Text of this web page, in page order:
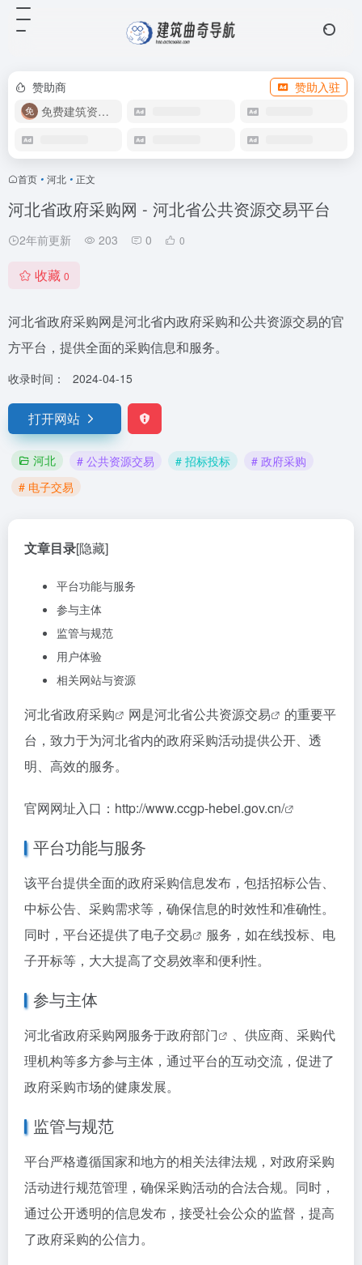
赞助商
赞助入驻
免费建筑资源库
首页 • 河北 • 正文
河北省政府采购网 - 河北省公共资源交易平台
2年前更新 203 0 0
收藏 0
河北省政府采购网是河北省内政府采购和公共资源交易的官
方平台，提供全面的采购信息和服务。
收录时间： 2024-04-15
打开网站
河北 # 公共资源交易 # 招标投标
# 政府采购
# 电子交易
文章目录[隐藏]
平台功能与服务
参与主体
监管与规范
用户体验
相关网站与资源
河北省政府采购 网是河北省公共资源交易
的重要平
台，致力于为河北省内的政府采购活动提供公开、透
明、高效的服务。
官网网址入口： http://www.ccgp-hebei.gov.cn/
平台功能与服务
该平台提供全面的政府采购信息发布，包括招标公告、
中标公告、采购需求等，确保信息的时效性和准确性。
同时，平台还提供了电子交易
服务，如在线投标、电
子开标等，大大提高了交易效率和便利性。
参与主体
河北省政府采购网服务于政府部门
、供应商、采购代
理机构等多方参与主体，通过平台的互动交流，促进了
政府采购市场的健康发展。
监管与规范
平台严格遵循国家和地方的相关法律法规，对政府采购
活动进行规范管理，确保采购活动的合法合规。同时，
通过公开透明的信息发布，接受社会公众的监督，提高
了政府采购的公信力。